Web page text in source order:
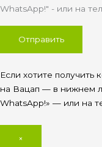
WhatsApp!" - или на
Если хотите
на Вацап — в нижнем
WhatsApp!» — или на
×